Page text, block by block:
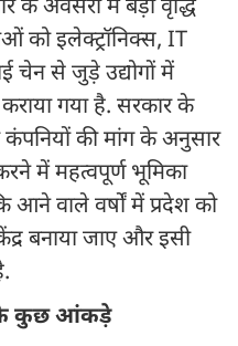
के अवसरों में बड़ी वृद्धि
को इलेक्ट्रॉनिक्स, IT
चेन से जुड़े उद्योगों में
गया है. सरकार के
की मांग के अनुसार
में महत्वपूर्ण भूमिका
आने वाले वर्षों में प्रदेश को
बनाया जाए और इसी
के कुछ आंकड़े